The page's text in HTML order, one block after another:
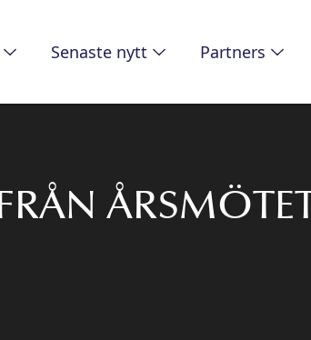
Senaste nytt Partners